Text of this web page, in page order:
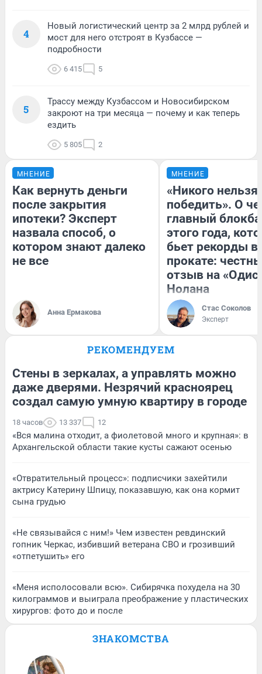
4
Новый логистический центр за 2 млрд рублей и
мост для него отстроят в Кузбассе —
подробности
6 415 5
5
Трассу между Кузбассом и Новосибирском
закроют на три месяца — почему и как теперь
ездить
5 805 2
МНЕНИЕ
Как вернуть деньги
после закрытия
ипотеки? Эксперт
назвала способ, о
котором знают далеко
не все
Анна Ермакова
МНЕНИЕ
«Никого нельзя
победить». О
главный
этого года,
бьет рекорды в
прокате:
отзыв на
Нолана
Стас Соколов
Эксперт
РЕКОМЕНДУЕМ
Стены в зеркалах, а управлять можно
даже дверями. Незрячий красноярец
создал самую умную квартиру в городе
18 часов 13 337 12
«Вся малина отходит, а фиолетовой много и крупная»: в
Архангельской области такие кусты сажают осенью
«Отвратительный процесс»: подписчики захейтили
актрису Катерину Шпицу, показавшую, как она кормит
сына грудью
«Не связывайся с ним!» Чем известен ревдинский
гопник Черкас, избивший ветерана СВО и грозивший
«отпетушить» его
«Меня исполосовали всю». Сибирячка похудела на 30
килограммов и выиграла преображение у пластических
хирургов: фото до и после
ЗНАКОМСТВА